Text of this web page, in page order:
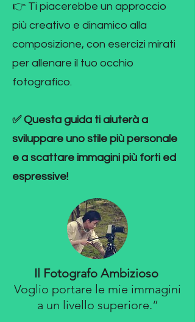
👉 Ti piacerebbe un approccio
più creativo e dinamico alla
composizione, con esercizi mirati
per allenare il tuo occhio
fotografico.
✅ Questa guida ti aiuterà a
sviluppare uno stile più personale
e a scattare immagini più forti ed
espressive!
Il Fotografo Ambizioso
Voglio portare le mie immagini
a un livello superiore.”